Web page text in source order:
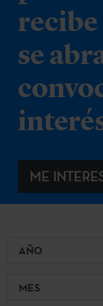
recibe
se
ME
Año
Mes